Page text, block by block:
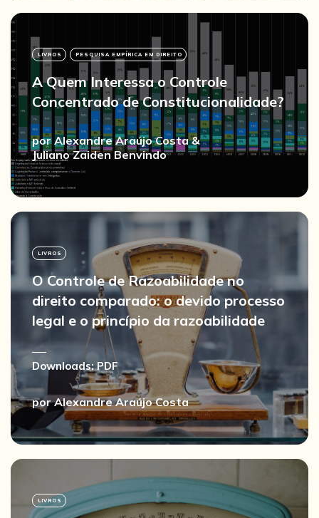
LIVROS PESQUISA EMPÍRICA EM DIREITO
A Quem Interessa o Controle
Concentrado de Constitucionalidade?
porAlexandre Araújo Costa&
Juliano Zaiden Benvindo
LIVROS
O Controle de Razoabilidade no
direito comparado: o devido processo
legal e o princípio da razoabilidade
Downloads:PDF
porAlexandre Araújo Costa
LIVROS